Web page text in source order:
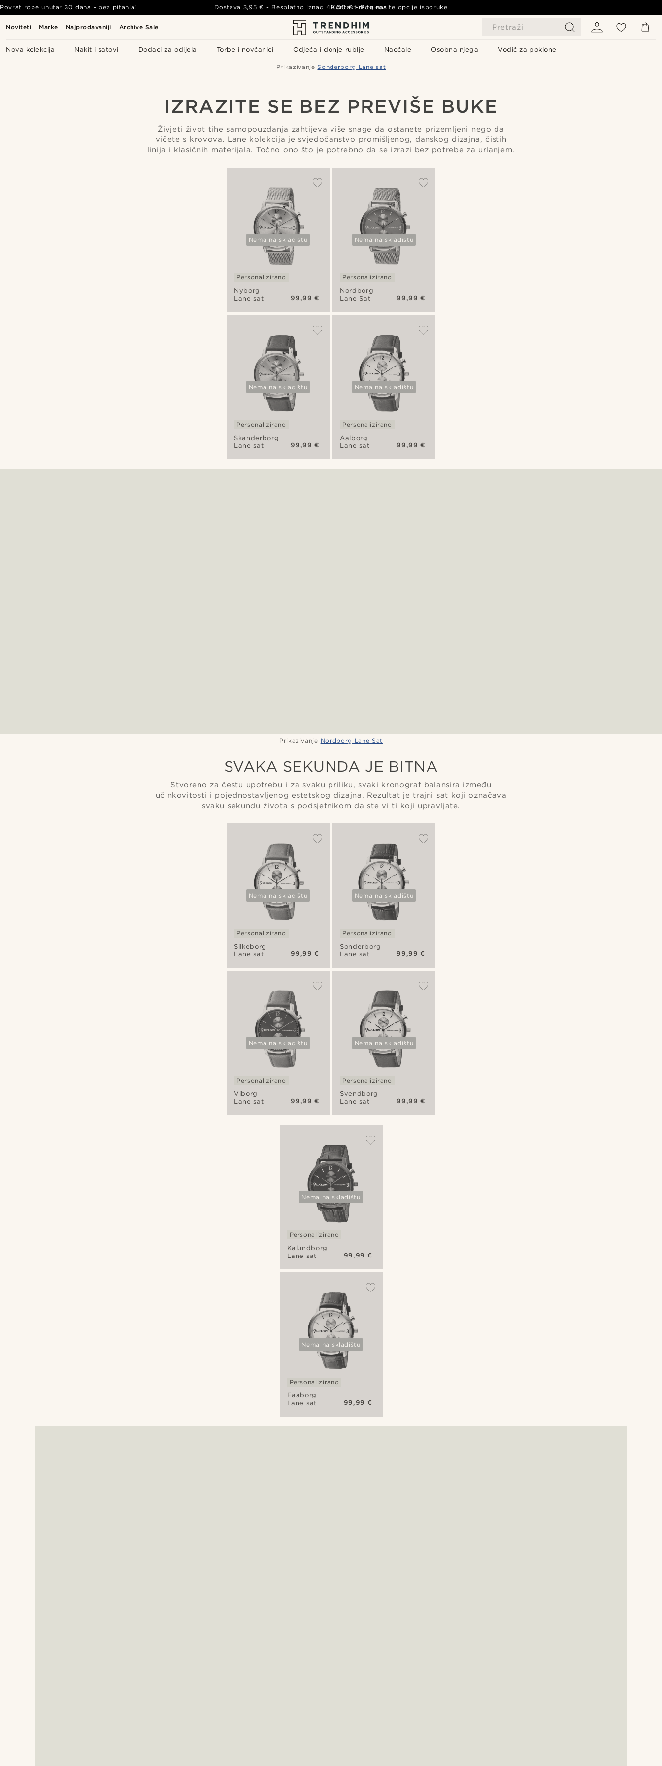
Noviteti Marke Najprodavaniji Archive Sale Pretraži
Nova kolekcija Nakit i satovi Dodaci za odijela Torbe i novčanici Odjeća i donje rublje Naočale Osobna njega Vodič za poklone
Povrat robe unutar 30 dana - bez pitanja! Dostava 3,95 € - Besplatno iznad49,00 € - Pogledajte opcije isporuke
Kontaktirajte nas
Prikazivanje Sonderborg Lane sat
IZRAZITE SE BEZ PREVIŠE BUKE
Živjeti život tihe samopouzdanja zahtijeva više snage da ostanete prizemljeni nego da
vičete s krovova. Lane kolekcija je svjedočanstvo promišljenog, danskog dizajna, čistih
linija i klasičnih materijala. Točno ono što je potrebno da se izrazi bez potrebe za urlanjem.
Nema na skladištu
Nyborg
Lane sat
Personalizirano
99,99 €
Nema na skladištu
Skanderborg
Lane sat
Personalizirano
99,99 €
Nema na skladištu
Nordborg
Lane Sat
Personalizirano
99,99 €
Nema na skladištu
Aalborg
Lane sat
Personalizirano
99,99 €
Prikazivanje Nordborg Lane Sat
SVAKA SEKUNDA JE BITNA
Stvoreno za čestu upotrebu i za svaku priliku, svaki kronograf balansira između
učinkovitosti i pojednostavljenog estetskog dizajna. Rezultat je trajni sat koji označava
svaku sekundu života s podsjetnikom da ste vi ti koji upravljate.
Nema na skladištu
Silkeborg
Lane sat
Personalizirano
99,99 €
Nema na skladištu
Viborg
Lane sat
Personalizirano
99,99 €
Nema na skladištu
Sonderborg
Lane sat
Personalizirano
99,99 €
Nema na skladištu
Svendborg
Lane sat
Personalizirano
99,99 €
Nema na skladištu
Kalundborg
Lane sat
Personalizirano
99,99 €
Nema na skladištu
Faaborg
Lane sat
Personalizirano
99,99 €